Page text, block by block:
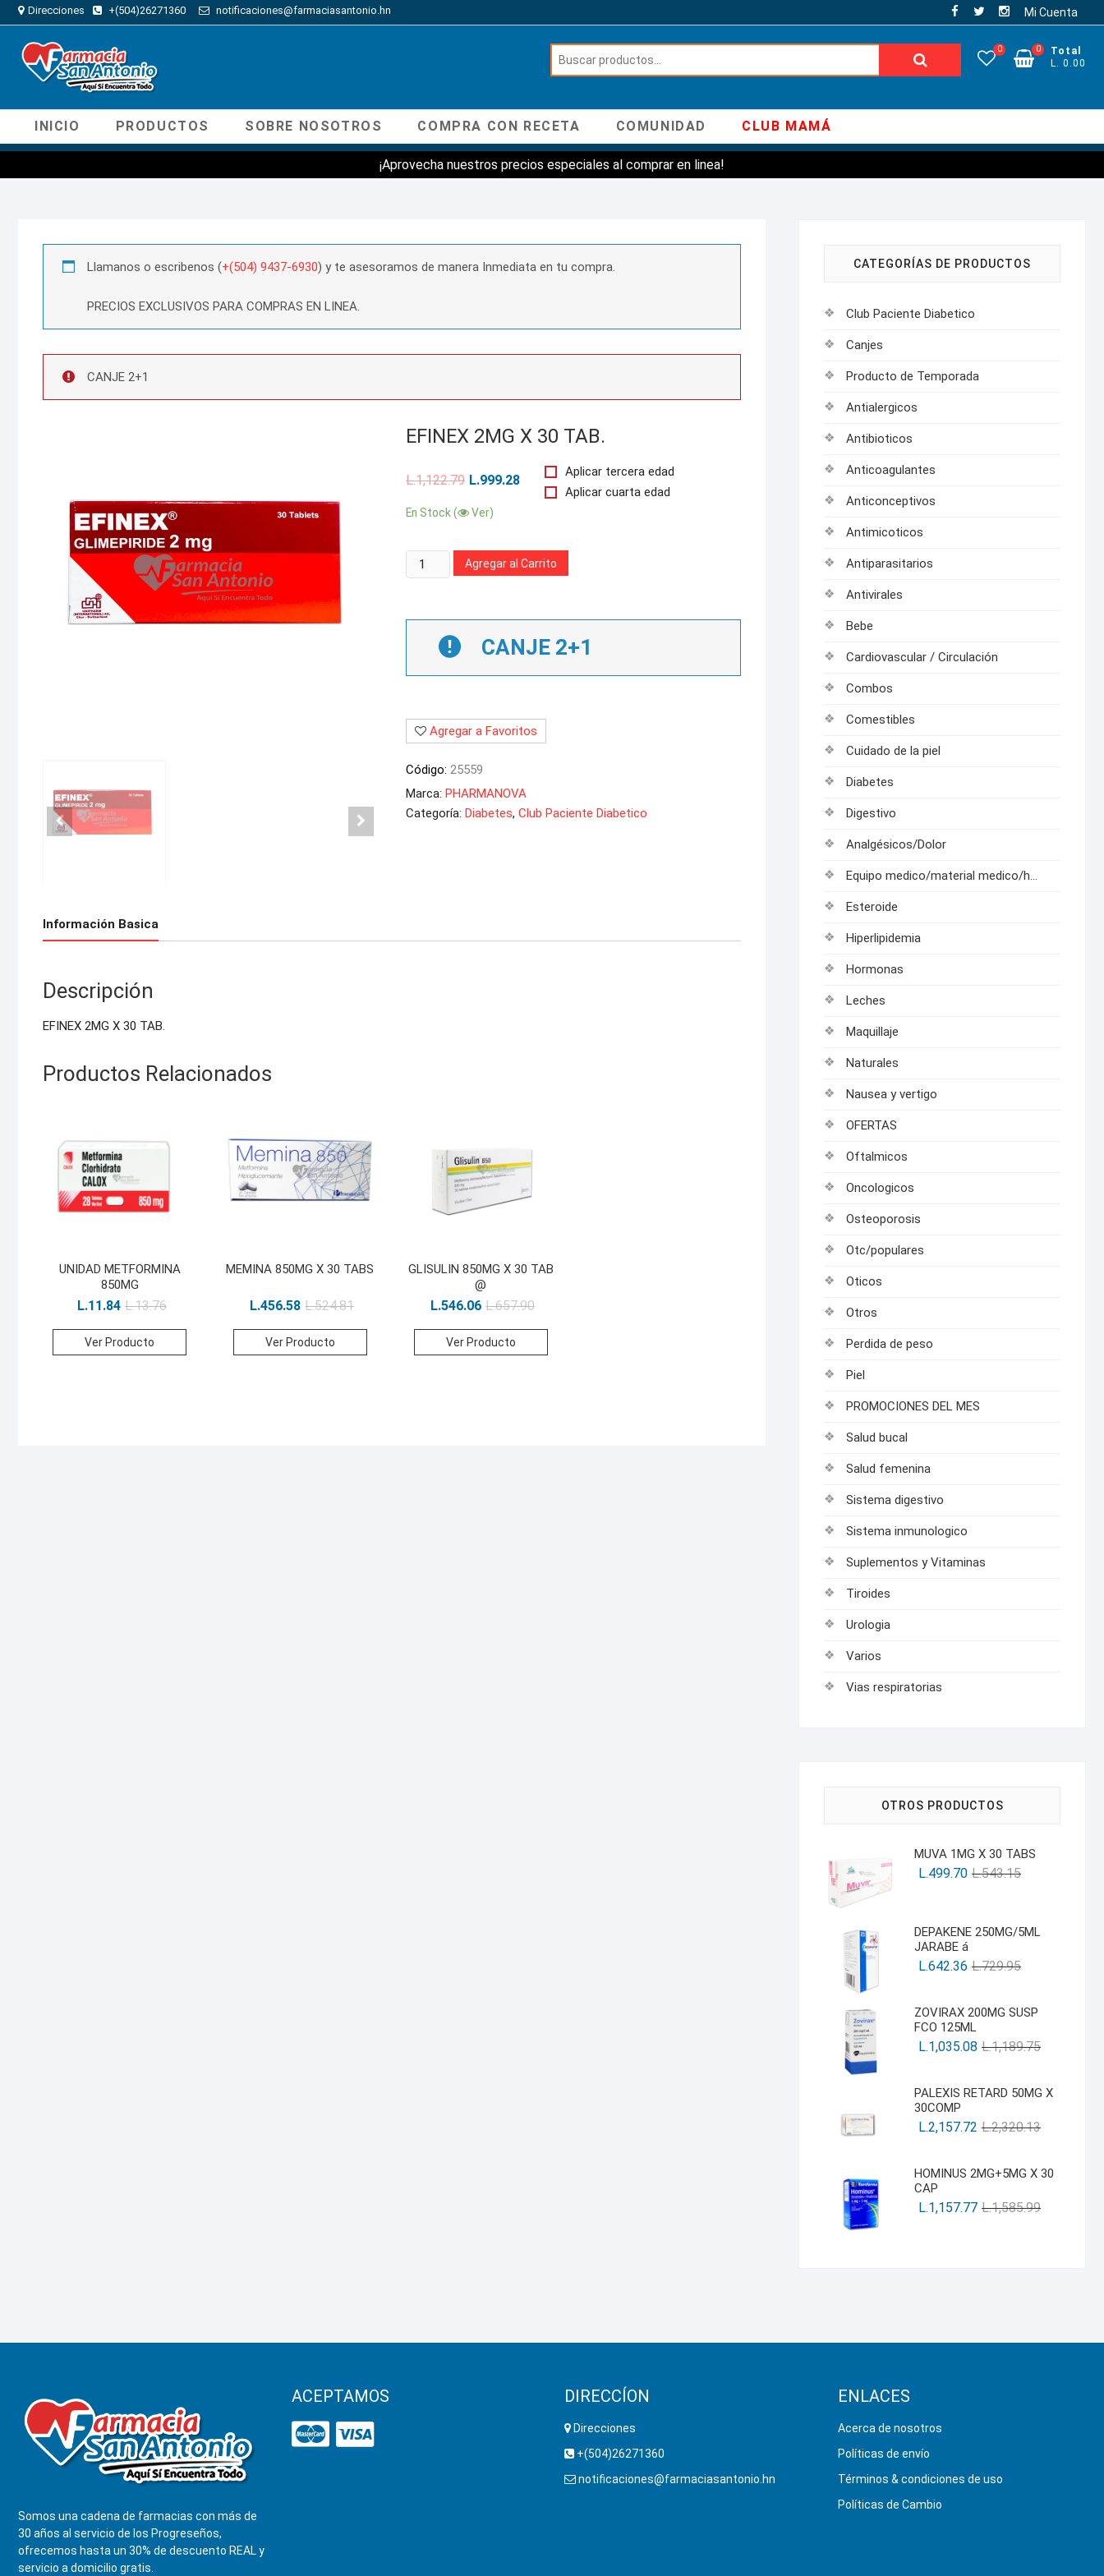
Direcciones +(504)26271360 notificaciones@farmaciasantonio.hn Mi Cuenta
Buscar: 0
Total
L. 0.00
0
INICIO PRODUCTOS SOBRE NOSOTROS COMPRA CON RECETA COMUNIDAD CLUB MAMÁ
¡Aprovecha nuestros precios especiales al comprar en linea!
Llamanos o escribenos (+(504) 9437-6930) y te asesoramos de manera Inmediata en tu compra.
PRECIOS EXCLUSIVOS PARA COMPRAS EN LINEA.
CANJE 2+1
EFINEX 2MG X 30 TAB.
L.1,122.79 L.999.28
Aplicar tercera edad
Aplicar cuarta edad
En Stock ( Ver)
Cantidad: Agregar al Carrito
CANJE 2+1
Agregar a Favoritos
Código: 25559
Marca: PHARMANOVA
Categoría: Diabetes, Club Paciente Diabetico
Información Basica
Descripción
EFINEX 2MG X 30 TAB.
Productos Relacionados
UNIDAD METFORMINA
850MG
L.13.76
L.11.84
Ver Producto
MEMINA 850MG X 30 TABS
L.524.81
L.456.58
Ver Producto
GLISULIN 850MG X 30 TAB
@
L.657.90
L.546.06
Ver Producto
CATEGORÍAS DE PRODUCTOS
Club Paciente Diabetico
Canjes
Producto de Temporada
Antialergicos
Antibioticos
Anticoagulantes
Anticonceptivos
Antimicoticos
Antiparasitarios
Antivirales
Bebe
Cardiovascular / Circulación
Combos
Comestibles
Cuidado de la piel
Diabetes
Digestivo
Analgésicos/Dolor
Equipo medico/material medico/hospitalarios
Esteroide
Hiperlipidemia
Hormonas
Leches
Maquillaje
Naturales
Nausea y vertigo
OFERTAS
Oftalmicos
Oncologicos
Osteoporosis
Otc/populares
Oticos
Otros
Perdida de peso
Piel
PROMOCIONES DEL MES
Salud bucal
Salud femenina
Sistema digestivo
Sistema inmunologico
Suplementos y Vitaminas
Tiroides
Urologia
Varios
Vias respiratorias
OTROS PRODUCTOS
MUVA 1MG X 30 TABS
L.543.15
L.499.70
DEPAKENE 250MG/5ML
JARABE á
L.729.95
L.642.36
ZOVIRAX 200MG SUSP
FCO 125ML
L.1,189.75
L.1,035.08
PALEXIS RETARD 50MG X
30COMP
L.2,320.13
L.2,157.72
HOMINUS 2MG+5MG X 30
CAP
L.1,585.99
L.1,157.77
Somos una cadena de farmacias con más de
30 años al servicio de los Progreseños,
ofrecemos hasta un 30% de descuento REAL y
servicio a domicilio gratis.
ACEPTAMOS DIRECCÍON
Direcciones
+(504)26271360
notificaciones@farmaciasantonio.hn
ENLACES
Acerca de nosotros
Políticas de envío
Términos & condiciones de uso
Políticas de Cambio